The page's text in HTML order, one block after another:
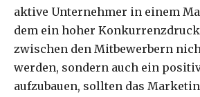
aktive Unternehmer in einem
dem ein hoher
zwischen den Mitbewerbern
werden, sondern auch ein
aufzubauen, sollten das